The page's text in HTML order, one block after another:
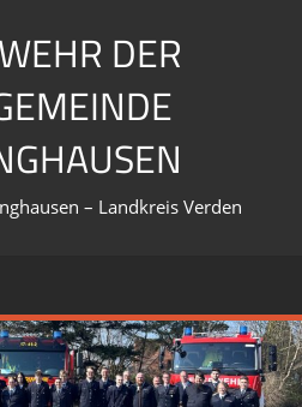
DER
– Landkreis Verden